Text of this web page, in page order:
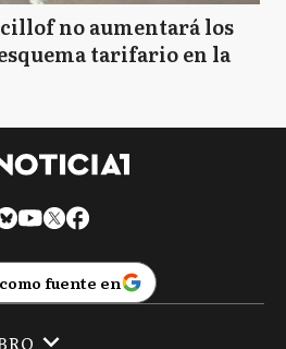
no aumentará los
tarifario en la
fuente en